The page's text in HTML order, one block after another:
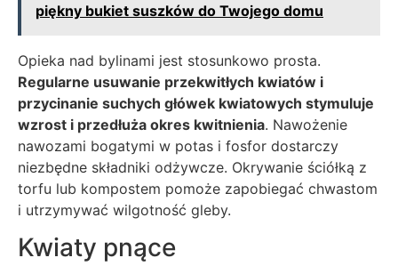
piękny bukiet suszków do Twojego domu
Opieka nad bylinami jest stosunkowo prosta.
Regularne usuwanie przekwitłych kwiatów i
przycinanie suchych główek kwiatowych stymuluje
wzrost i przedłuża okres kwitnienia. Nawożenie
nawozami bogatymi w potas i fosfor dostarczy
niezbędne składniki odżywcze. Okrywanie ściółką z
torfu lub kompostem pomoże zapobiegać chwastom
i utrzymywać wilgotność gleby.
Kwiaty pnące